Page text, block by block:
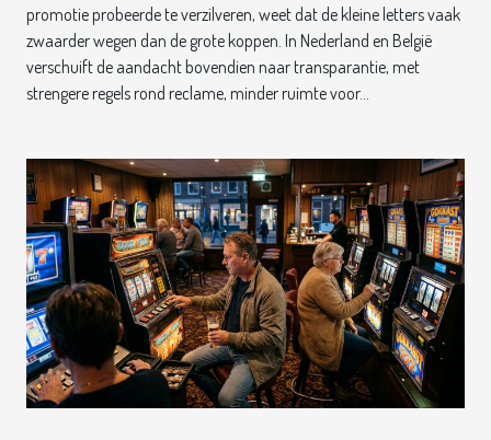
promotie probeerde te verzilveren, weet dat de kleine letters vaak
zwaarder wegen dan de grote koppen. In Nederland en België
verschuift de aandacht bovendien naar transparantie, met
strengere regels rond reclame, minder ruimte voor...